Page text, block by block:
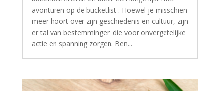
avonturen op de bucketlist . Hoewel je misschien
meer hoort over zijn geschiedenis en cultuur, zijn
er tal van bestemmingen die voor onvergetelijke
actie en spanning zorgen. Ben...